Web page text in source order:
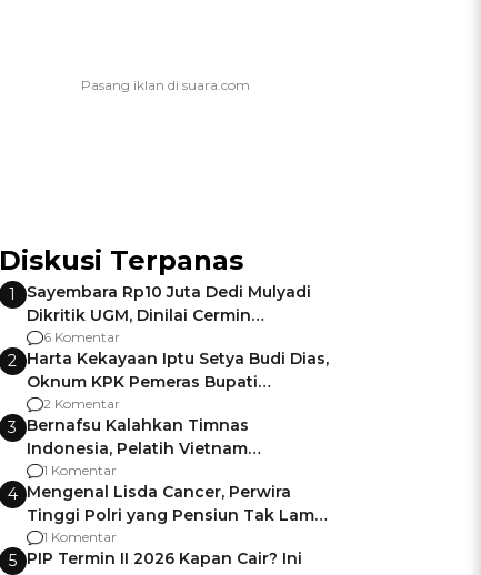
Diskusi Terpanas
1
Sayembara Rp10 Juta Dedi Mulyadi
Dikritik UGM, Dinilai Cermin
Gagalnya Negara Jamin Keamanan
6 Komentar
2 Harta Kekayaan Iptu Setya Budi Dias,
Oknum KPK Pemeras Bupati
Pemalang
2 Komentar
3 Bernafsu Kalahkan Timnas
Indonesia, Pelatih Vietnam
Berencana Pakai Jimat di Pakansari
1 Komentar
4 Mengenal Lisda Cancer, Perwira
Tinggi Polri yang Pensiun Tak Lama
Usai Jadi Brigjen
1 Komentar
5 PIP Termin II 2026 Kapan Cair? Ini